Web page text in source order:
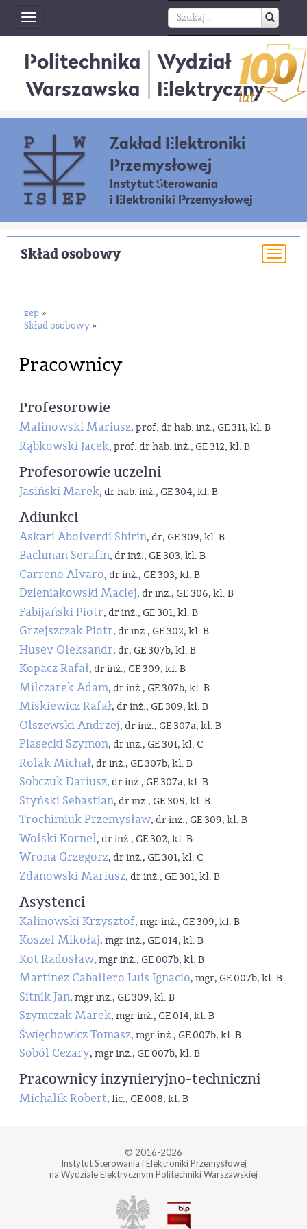
Toggle
navigation
Politechnika
Warszawska
Wydział
Elektryczny
Zakład Elektroniki
Przemysłowej
Instytut Sterowania
i Elektroniki Przemysłowej
Skład osobowy
zep »
Skład osobowy »
Pracownicy
Profesorowie
Malinowski Mariusz, prof. dr hab. inż., GE 311, kl. B
Rąbkowski Jacek, prof. dr hab. inż., GE 312, kl. B
Profesorowie uczelni
Jasiński Marek, dr hab. inż., GE 304, kl. B
Adiunkci
Askari Abolverdi Shirin, dr, GE 309, kl. B
Bachman Serafin, dr inż., GE 303, kl. B
Carreno Alvaro, dr inż., GE 303, kl. B
Dzieniakowski Maciej, dr inż., GE 306, kl. B
Fabijański Piotr, dr inż., GE 301, kl. B
Grzejszczak Piotr, dr inż., GE 302, kl. B
Husev Oleksandr, dr, GE 307b, kl. B
Kopacz Rafał, dr inż., GE 309, kl. B
Milczarek Adam, dr inż., GE 307b, kl. B
Miśkiewicz Rafał, dr inż., GE 309, kl. B
Olszewski Andrzej, dr inż., GE 307a, kl. B
Piasecki Szymon, dr inż., GE 301, kl. C
Rolak Michał, dr inż., GE 307b, kl. B
Sobczuk Dariusz, dr inż., GE 307a, kl. B
Styński Sebastian, dr inż., GE 305, kl. B
Trochimiuk Przemysław, dr inż., GE 309, kl. B
Wolski Kornel, dr inż., GE 302, kl. B
Wrona Grzegorz, dr inż., GE 301, kl. C
Zdanowski Mariusz, dr inż., GE 301, kl. B
Asystenci
Kalinowski Krzysztof, mgr inż., GE 309, kl. B
Koszel Mikołaj, mgr inż., GE 014, kl. B
Kot Radosław, mgr inż., GE 007b, kl. B
Martinez Caballero Luis Ignacio, mgr, GE 007b, kl. B
Sitnik Jan, mgr inż., GE 309, kl. B
Szymczak Marek, mgr inż., GE 014, kl. B
Święchowicz Tomasz, mgr inż., GE 007b, kl. B
Soból Cezary, mgr inż., GE 007b, kl. B
Pracownicy inzynieryjno-techniczni
Michalik Robert, lic., GE 008, kl. B
© 2016-2026
Instytut Sterowania i Elektroniki Przemysłowej
na Wydziale Elektrycznym Politechniki Warszawskiej